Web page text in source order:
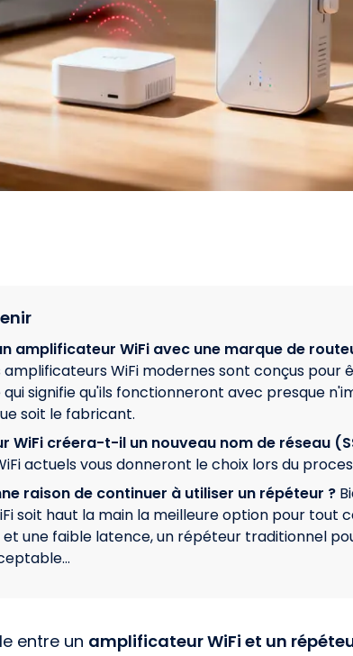
amplificateur WiFi avec une marque de
amplificateurs WiFi modernes sont conçus pour
signifie qu'ils fonctionneront avec presque
soit le fabricant.
WiFi créera-t-il un nouveau nom de réseau
actuels vous donneront le choix lors du
raison de continuer à utiliser un répéteur ?
soit haut la main la meilleure option pour tout
une faible latence, un répéteur traditionnel
entre un amplificateur WiFi et un